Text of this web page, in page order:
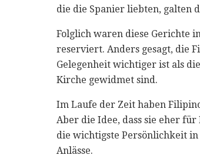
die die Spanier liebten, galten
Folglich waren diese Gerichte
reserviert. Anders gesagt, die
Gelegenheit wichtiger ist als
Kirche gewidmet sind.
Im Laufe der Zeit haben
Aber die Idee, dass sie eher
die wichtigste Persönlichkeit in
Anlässe.